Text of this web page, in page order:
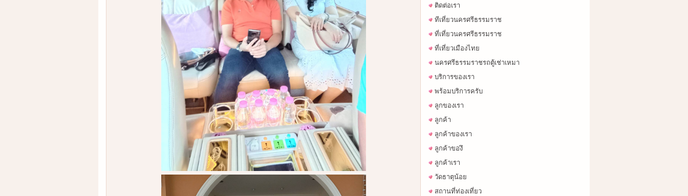
ติดต่อเรา
ทีเที่ยวนครศรีธรรมราช
ที่เที่ยวนครศรีธรรมราช
ที่เที่ยวเมืองไทย
นครศรีธรรมราชรถตู้เช่าเหมา
บริการของเรา
พร้อมบริการครับ
ลูกของเรา
ลูกค้า
ลูกค้าของเรา
ลูกค้าของึ
ลูกค้าเรา
วัดธาตุน้อย
สถานที่ท่องเที่ยว